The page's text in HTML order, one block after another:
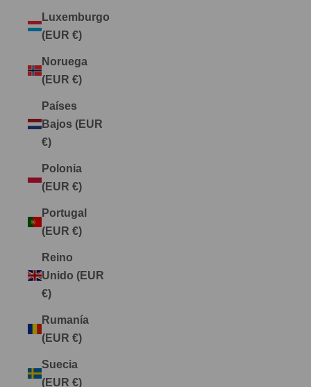
Luxemburgo
(EUR €)
Noruega
(EUR €)
Países
Bajos (EUR
€)
Polonia
(EUR €)
Portugal
(EUR €)
Reino
Unido (EUR
€)
Rumanía
(EUR €)
Suecia
(EUR €)